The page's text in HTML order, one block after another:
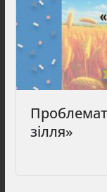
зілля»